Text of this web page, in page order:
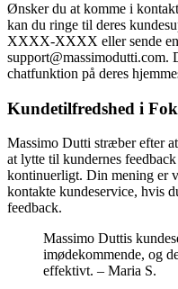
Ønsker du at komme i
kan du ringe til deres
XXXX-XXXX eller sende
support@massimodutti.com.
chatfunktion på deres
Kundetilfredshed i
Massimo Dutti stræber efter
at lytte til kundernes
kontinuerligt. Din mening er
kontakte kundeservice, hvis
feedback.
Massimo Duttis
imødekommende, og
effektivt. – Maria S.